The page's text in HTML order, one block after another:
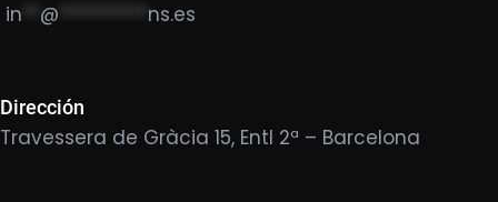
in @ ********** ns.es
Dirección
Travessera de Gràcia 15, Entl 2ª – Barcelona